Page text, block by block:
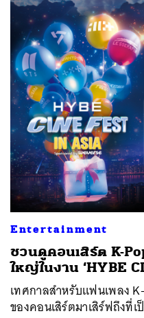
Entertainment
ชวนดูคอนเสิร์ต K-
ใหญ่ในงาน ‘HYBE
เทศกาลสำหรับแฟนเพลง
ของคอนเสิร์ตมาเสิร์ฟถึงที่